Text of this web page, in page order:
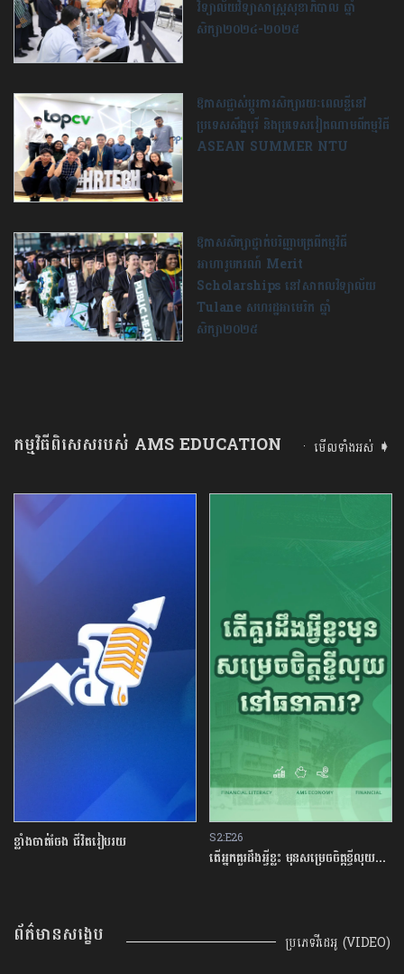
វិទ្យាល័យវិទ្យាសាស្ត្រសុខាភិបាល ឆ្នាំ
សិក្សា២០២៤-២០២៥
ឱកាសផ្លាស់ប្ដូរការសិក្សារយៈពេលខ្លីនៅ
ប្រទេសសឹង្ហបុរី និងប្រទេសវៀតណាមពីកម្មវិធី
ASEAN SUMMER NTU
ឱកាសសិក្សាថ្នាក់បរិញ្ញាបត្រពីកម្មវិធី
អាហារូបករណ៍ Merit
Scholarships នៅសាកលវិទ្យាល័យ
Tulane សហរដ្ឋអាមេរិក ឆ្នាំ
សិក្សា២០២៥
កម្មវិធីពិសេសរបស់ AMS EDUCATION មើលទាំងអស់ ➧
ខ្លាំងចាត់ចែង ជីវិតរៀបរយ S2:E26
តើអ្នកគួរដឹងអ្វីខ្លះ មុនសម្រេចចិត្តខ្ចីលុយនៅធនាគារ?
ព័ត៌មានសង្ខេប ប្រភេទវីដេអូ (VIDEO)